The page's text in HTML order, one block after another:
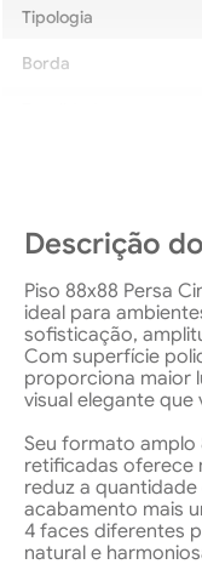
Tipologia
Borda
Descrição
Piso 88x88 Persa
ideal para
sofisticação,
Com superfície
proporciona maior
visual elegante
Seu formato amplo
retificadas oferece
reduz a
acabamento mais
4 faces diferentes
natural e